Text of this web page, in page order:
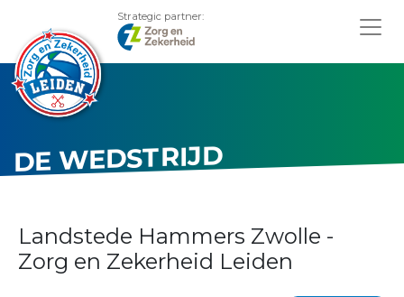
Strategic partner:
DE WEDSTRIJD
Landstede Hammers Zwolle -
Zorg en Zekerheid Leiden